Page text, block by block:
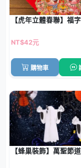
【虎年立體春聯】福
NT$42元
購物車
【蜂巢裝飾】萬聖節